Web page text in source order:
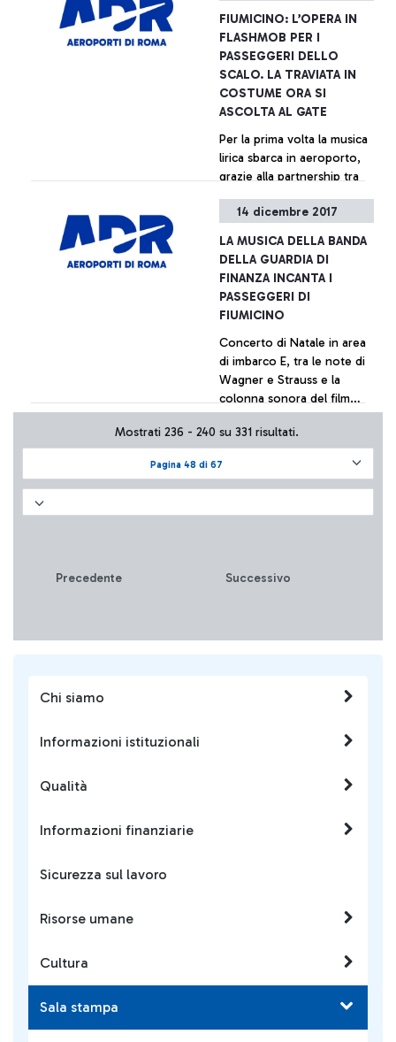
Chi siamo
Informazioni istituzionali
Qualità
Informazioni finanziarie
Sicurezza sul lavoro
Risorse umane
Cultura
Sala stampa
FIUMICINO: L’OPERA IN
FLASHMOB PER I
PASSEGGERI DELLO
SCALO. LA TRAVIATA IN
COSTUME ORA SI
ASCOLTA AL GATE
Per la prima volta la musica
lirica sbarca in aeroporto,
grazie alla partnership tra
Roma. Al via un innovativo
+ Approfondisci
14 dicembre 2017
LA MUSICA DELLA BANDA
DELLA GUARDIA DI
FINANZA INCANTA I
PASSEGGERI DI
FIUMICINO
Concerto di Natale in area
di imbarco E, tra le note di
Wagner e Strauss e la
colonna sonora del film
“The Terminal”
+ Approfondisci
Pagina 48 di 67
Mostrati 236 - 240 su 331 risultati.
Precedente Successivo